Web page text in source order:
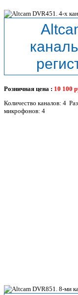
Розничная цена : 10 100
Количество каналов: 4
микрофонов: 4